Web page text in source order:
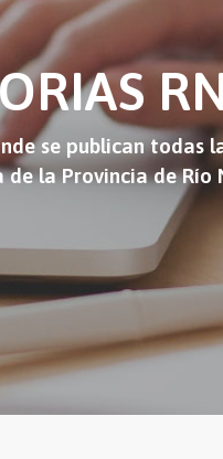
se publican todas
la Provincia de Río